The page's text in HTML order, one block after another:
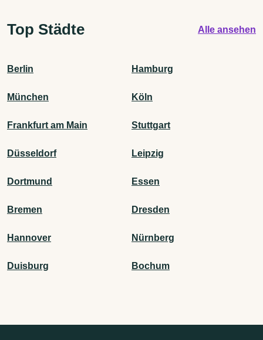
Top Städte Alle ansehen
Berlin Hamburg
München Köln
Frankfurt am Main Stuttgart
Düsseldorf Leipzig
Dortmund Essen
Bremen Dresden
Hannover Nürnberg
Duisburg Bochum